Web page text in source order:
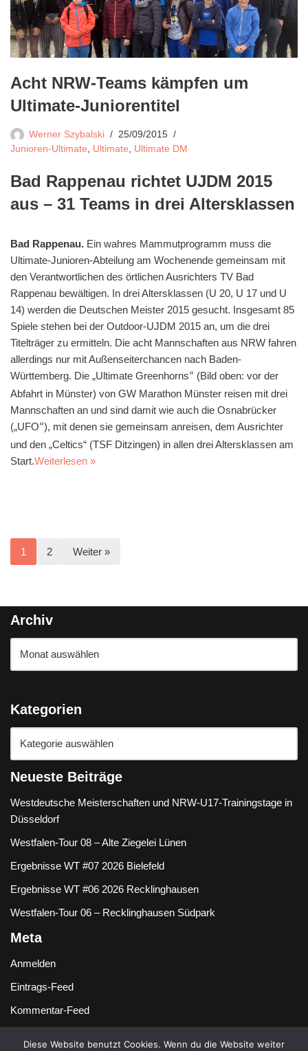
Acht NRW-Teams kämpfen um
Ultimate-Juniorentitel
Werner Szybalski
25/09/2015
Junioren-Ultimate
Ultimate Ultimate DM
Bad Rappenau richtet UJDM 2015
aus – 31 Teams in drei Altersklassen
Bad Rappenau. Ein wahres Mammutprogramm muss die
Ultimate-Junioren-Abteilung am Wochenende gemeinsam mit
den Verantwortlichen des örtlichen Ausrichters TV Bad
Rappenau bewältigen. In drei Altersklassen (U 20, U 17 und U
14) werden die Deutschen Meister 2015 gesucht. Insgesamt 85
Spiele stehen bei der Outdoor-UJDM 2015 an, um die drei
Titelträger zu ermitteln. Die acht Mannschaften aus NRW fahren
allerdings nur mit Außenseiterchancen nach Baden-
Württemberg. Die „Ultimate Greenhorns“ (Bild oben: vor der
Abfahrt in Münster) von GW Marathon Münster reisen mit drei
Mannschaften an und sind damit wie auch die Osnabrücker
(„UFO“), mit denen sie gemeinsam anreisen, dem Ausrichter
und den „Celtics“ (TSF Ditzingen) in allen drei Altersklassen am
Start.Weiterlesen »
1 2 Weiter »
Archiv
Kategorien
Neueste Beiträge
Westdeutsche Meisterschaften und NRW-U17-Trainingstage in
Düsseldorf
Westfalen-Tour 08 – Alte Ziegelei Lünen
Ergebnisse WT #07 2026 Bielefeld
Ergebnisse WT #06 2026 Recklinghausen
Westfalen-Tour 06 – Recklinghausen Südpark
Meta
Anmelden
Eintrags-Feed
Kommentar-Feed
Diese Website benutzt Cookies. Wenn du die Website weiter